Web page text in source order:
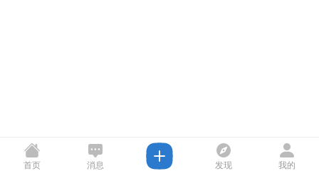
首页 消息 发现 我的